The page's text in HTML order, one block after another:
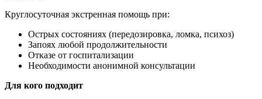
Круглосуточная экстренная помощь при:
Острых состояниях (передозировка, ломка, психоз)
Запоях любой продолжительности
Отказе от госпитализации
Необходимости анонимной консультации
Для кого подходит